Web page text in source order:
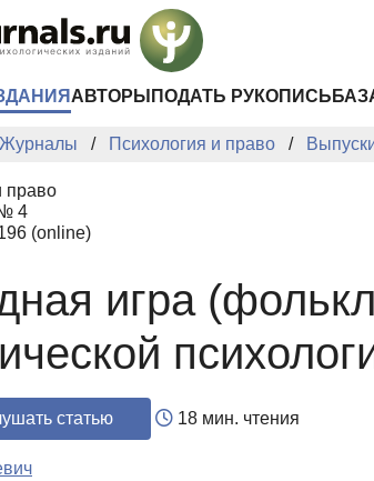
АВТОРЫ ПОДАТЬ РУКОПИСЬ
Журналы Психология и право
право
4
(online)
игра
статью 18 мин. чтения